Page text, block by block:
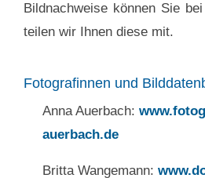
Bildnachweise können Sie
teilen wir Ihnen diese mit.
Fotografinnen und
Anna Auerbach:
auerbach.de
Britta Wangemann: